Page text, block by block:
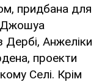
придбана для
Джошуа
Анжеліки
проекти
Селі. Крім